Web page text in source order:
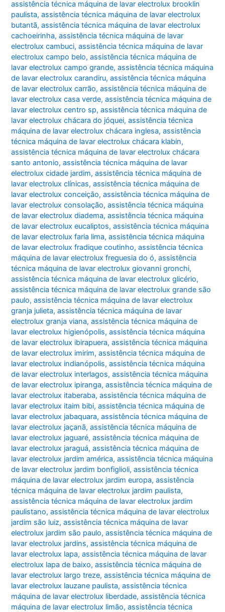
assistência técnica máquina de lavar electrolux brooklin
paulista,assistência técnica máquina de lavar electrolux
butantã,assistência técnica máquina de lavar electrolux
cachoeirinha,assistência técnica máquina de lavar
electrolux cambuci,assistência técnica máquina de lavar
electrolux campo belo,assistência técnica máquina de
lavar electrolux campo grande,assistência técnica máquina
de lavar electrolux carandiru,assistência técnica máquina
de lavar electrolux carrão,assistência técnica máquina de
lavar electrolux casa verde,assistência técnica máquina de
lavar electrolux centro sp,assistência técnica máquina de
lavar electrolux chácara do jóquei,assistência técnica
máquina de lavar electrolux chácara inglesa,assistência
técnica máquina de lavar electrolux chácara klabin,
assistência técnica máquina de lavar electrolux chácara
santo antonio,assistência técnica máquina de lavar
electrolux cidade jardim,assistência técnica máquina de
lavar electrolux clínicas,assistência técnica máquina de
lavar electrolux conceição,assistência técnica máquina de
lavar electrolux consolação,assistência técnica máquina
de lavar electrolux diadema,assistência técnica máquina
de lavar electrolux eucaliptos,assistência técnica máquina
de lavar electrolux faria lima,assistência técnica máquina
de lavar electrolux fradique coutinho,assistência técnica
máquina de lavar electrolux freguesia do ó,assistência
técnica máquina de lavar electrolux giovanni gronchi,
assistência técnica máquina de lavar electrolux glicério,
assistência técnica máquina de lavar electrolux grande são
paulo,assistência técnica máquina de lavar electrolux
granja julieta,assistência técnica máquina de lavar
electrolux granja viana,assistência técnica máquina de
lavar electrolux higienópolis,assistência técnica máquina
de lavar electrolux ibirapuera,assistência técnica máquina
de lavar electrolux imirim,assistência técnica máquina de
lavar electrolux indianópolis,assistência técnica máquina
de lavar electrolux interlagos,assistência técnica máquina
de lavar electrolux ipiranga,assistência técnica máquina de
lavar electrolux itaberaba,assistência técnica máquina de
lavar electrolux itaim bibi,assistência técnica máquina de
lavar electrolux jabaquara,assistência técnica máquina de
lavar electrolux jaçanã,assistência técnica máquina de
lavar electrolux jaguaré,assistência técnica máquina de
lavar electrolux jaraguá,assistência técnica máquina de
lavar electrolux jardim américa,assistência técnica máquina
de lavar electrolux jardim bonfiglioli,assistência técnica
máquina de lavar electrolux jardim europa,assistência
técnica máquina de lavar electrolux jardim paulista,
assistência técnica máquina de lavar electrolux jardim
paulistano,assistência técnica máquina de lavar electrolux
jardim são luiz,assistência técnica máquina de lavar
electrolux jardim são paulo,assistência técnica máquina de
lavar electrolux jardins,assistência técnica máquina de
lavar electrolux lapa,assistência técnica máquina de lavar
electrolux lapa de baixo,assistência técnica máquina de
lavar electrolux largo treze,assistência técnica máquina de
lavar electrolux lauzane paulista,assistência técnica
máquina de lavar electrolux liberdade,assistência técnica
máquina de lavar electrolux limão,assistência técnica